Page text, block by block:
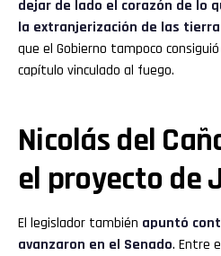
dejar de lado el corazón de lo
la extranjerización de las
que el Gobierno tampoco
capítulo vinculado al fuego.
Nicolás del
el proyecto de
El legislador también apuntó
avanzaron en el Senado. Entre